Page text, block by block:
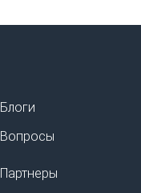
Блоги
Вопросы
Партнеры